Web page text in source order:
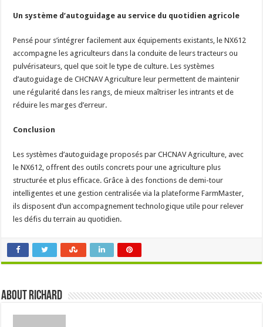
Un système d’autoguidage au service du quotidien agricole
Pensé pour s’intégrer facilement aux équipements existants, le NX612
accompagne les agriculteurs dans la conduite de leurs tracteurs ou
pulvérisateurs, quel que soit le type de culture. Les systèmes
d’autoguidage de CHCNAV Agriculture leur permettent de maintenir
une régularité dans les rangs, de mieux maîtriser les intrants et de
réduire les marges d’erreur.
Conclusion
Les systèmes d’autoguidage proposés par CHCNAV Agriculture, avec
le NX612, offrent des outils concrets pour une agriculture plus
structurée et plus efficace. Grâce à des fonctions de demi-tour
intelligentes et une gestion centralisée via la plateforme FarmMaster,
ils disposent d’un accompagnement technologique utile pour relever
les défis du terrain au quotidien.
About Richard